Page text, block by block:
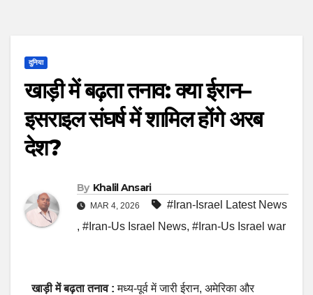
दुनिया
खाड़ी में बढ़ता तनाव: क्या ईरान–
इसराइल संघर्ष में शामिल होंगे अरब
देश?
By Khalil Ansari
MAR 4, 2026
#Iran-Israel Latest News
, #Iran-Us Israel News, #Iran-Us Israel war
खाड़ी में बढ़ता तनाव : मध्य-पूर्व में जारी ईरान, अमेरिका और